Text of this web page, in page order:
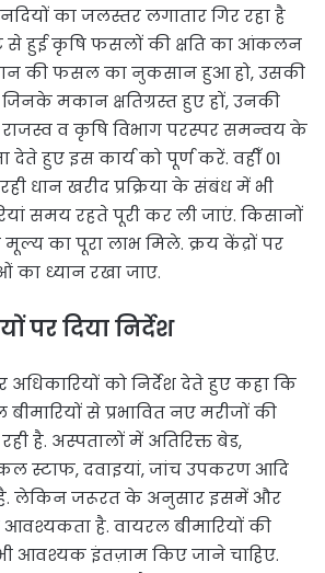
का जलस्तर लगातार गिर रहा है
से हुई कृषि फसलों की क्षति का आंकलन
की फसल का नुकसान हुआ हो, उसकी
जिनके मकान क्षतिग्रस्त हुए हों, उनकी
राजस्व व कृषि विभाग परस्पर समन्वय के
देते हुए इस कार्य को पूर्ण करें. वहीँ 01
धान खरीद प्रक्रिया के संबंध में भी
समय रहते पूरी कर ली जाएं. किसानों
का पूरा लाभ मिले. क्रय केंद्रों पर
का ध्यान रखा जाए.
पर दिया निर्देश
अधिकारियों को निर्देश देते हुए कहा कि
से प्रभावित नए मरीजों की
है. अस्पतालों में अतिरिक्त बेड,
स्टाफ, दवाइयां, जांच उपकरण आदि
है. लेकिन जरूरत के अनुसार इसमें और
है. वायरल बीमारियों की
आवश्यक इंतज़ाम किए जाने चाहिए.